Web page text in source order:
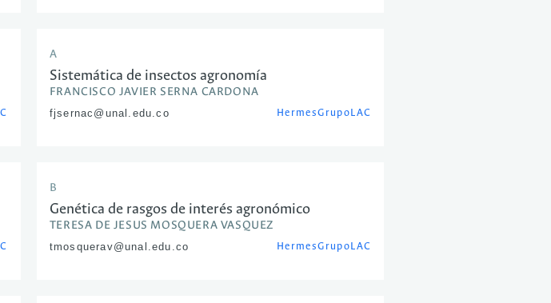
A
Sistemática de insectos agronomía
FRANCISCO JAVIER SERNA CARDONA
fjsernac@unal.edu.co HermesGrupoLAC
B
Genética de rasgos de interés agronómico
TERESA DE JESUS MOSQUERA VASQUEZ
tmosquerav@unal.edu.co HermesGrupoLAC